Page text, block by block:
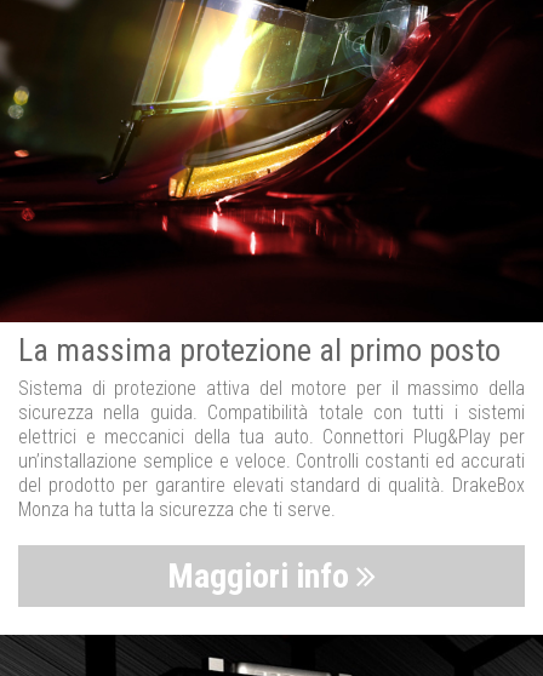
La massima protezione al primo posto
Sistema di protezione attiva del motore per il massimo della
sicurezza nella guida. Compatibilità totale con tutti i sistemi
elettrici e meccanici della tua auto. Connettori Plug&Play per
un’installazione semplice e veloce. Controlli costanti ed accurati
del prodotto per garantire elevati standard di qualità. DrakeBox
Monza ha tutta la sicurezza che ti serve.
Maggiori info